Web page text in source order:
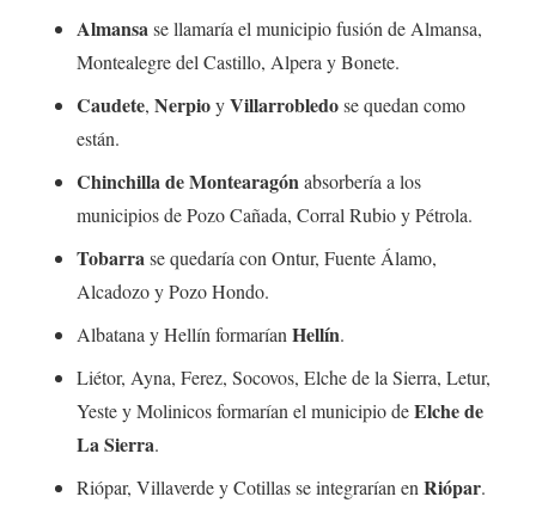
Almansase llamaría el municipio fusión de Almansa,
Montealegre del Castillo, Alpera y Bonete.
Caudete, NerpioyVillarrobledose quedan como
están.
Chinchilla de Montearagónabsorbería a los
municipios de Pozo Cañada, Corral Rubio y Pétrola.
Tobarrase quedaría con Ontur, Fuente Álamo,
Alcadozo y Pozo Hondo.
Albatana y Hellín formaríanHellín.
Liétor, Ayna, Ferez, Socovos, Elche de la Sierra, Letur,
Yeste y Molinicos formarían el municipio deElche de
La Sierra.
Riópar, Villaverde y Cotillas se integrarían enRiópar.